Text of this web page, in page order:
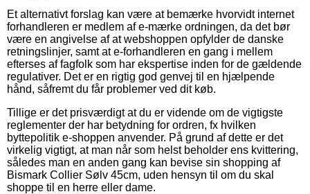
Et alternativt forslag kan være at bemærke hvorvidt internet
forhandleren er medlem af e-mærke ordningen, da det bør
være en angivelse af at webshoppen opfylder de danske
retningslinjer, samt at e-forhandleren en gang i mellem
efterses af fagfolk som har ekspertise inden for de gældende
regulativer. Det er en rigtig god genvej til en hjælpende
hånd, såfremt du får problemer ved dit køb.
Tillige er det prisværdigt at du er vidende om de vigtigste
reglementer der har betydning for ordren, fx hvilken
byttepolitik e-shoppen anvender. På grund af dette er det
virkelig vigtigt, at man når som helst beholder ens kvittering,
således man en anden gang kan bevise sin shopping af
Bismark Collier Sølv 45cm, uden hensyn til om du skal
shoppe til en herre eller dame.